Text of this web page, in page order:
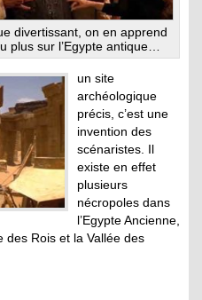
divertissant, on en apprend
plus sur l’Egypte antique…
un site
archéologique
précis, c’est une
invention des
scénaristes. Il
existe en effet
plusieurs
nécropoles dans
l’Egypte Ancienne,
des Rois et la Vallée des